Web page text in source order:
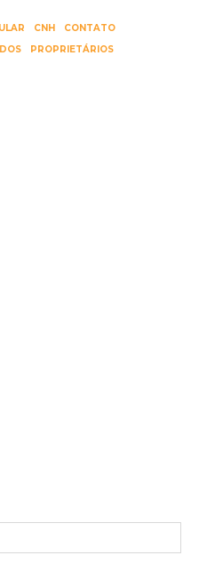
CNH
CONTATO
PROPRIETÁRIOS